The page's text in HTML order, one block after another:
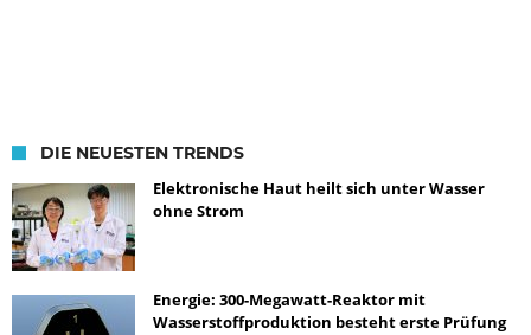
DIE NEUESTEN TRENDS
Elektronische Haut heilt sich unter Wasser
ohne Strom
Energie: 300-Megawatt-Reaktor mit
Wasserstoffproduktion besteht erste Prüfung